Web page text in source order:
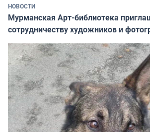
НОВОСТИ
Мурманская Арт-библиотека
сотрудничеству художников и